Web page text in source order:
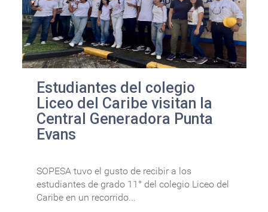
Estudiantes del colegio
Liceo del Caribe visitan la
Central Generadora Punta
Evans
SOPESA tuvo el gusto de recibir a los
estudiantes de grado 11° del colegio Liceo del
Caribe en un recorrido...